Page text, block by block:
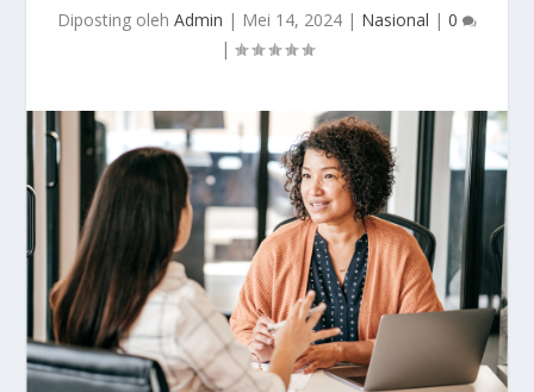
Diposting oleh Admin | Mei 14, 2024 | Nasional | 0
|